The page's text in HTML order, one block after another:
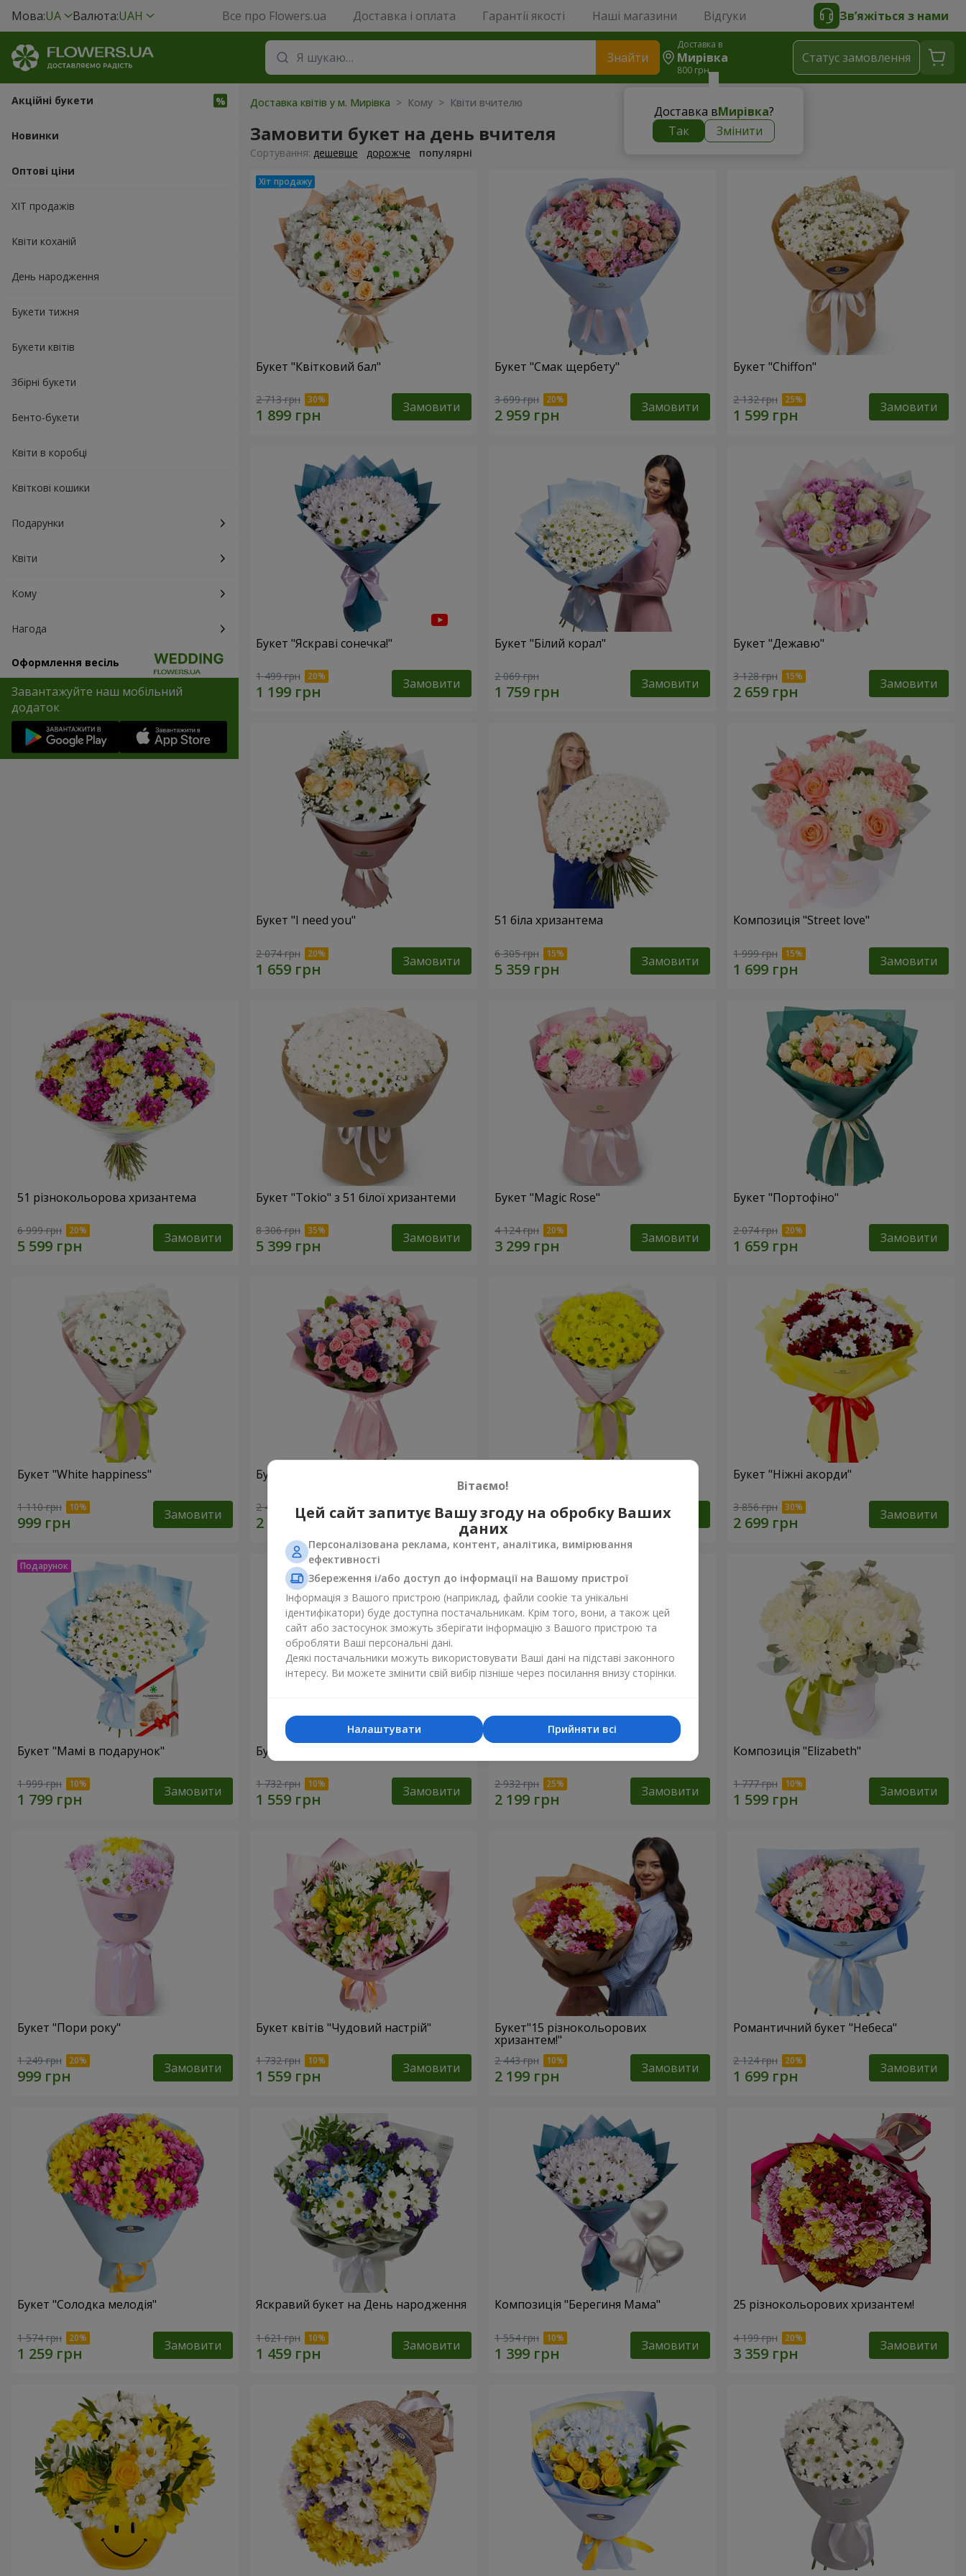
Мова:UA Валюта:UAH Все про Flowers.ua Доставка і оплата Гарантії якості Наші магазини Відгуки Зв’яжіться з нами
Знайти
Доставка в
Мирівка
800 грн
Доставка вМирівка?
Так
Змінити
Статус замовлення
Акційні букети
Новинки
Оптові ціни
ХІТ продажів
Квіти коханій
День народження
Букети тижня
Букети квітів
Збірні букети
Бенто-букети
Квіти в коробці
Квіткові кошики
Подарунки
Квіти
Кому
Нагода
Оформлення весіль
Завантажуйте наш мобільний
додаток
Доставка квітів у м. Мирівка > Кому > Квіти вчителю
Замовити букет на день вчителя
Сортування: дешевше дорожче популярні
Букет "Квітковий бал"
2 713 грн Замовити
Букет "Смак щербету"
3 699 грн Замовити
Букет "Chiffon"
2 132 грн Замовити
Букет "Яскраві сонечка!"
1 499 грн Замовити
Букет "Білий корал"
2 069 грн Замовити
Букет "Дежавю"
3 128 грн Замовити
Букет "I need you"
2 074 грн Замовити
51 біла хризантема
6 305 грн Замовити
Композиція "Street love"
1 999 грн Замовити
51 різнокольорова хризантема
6 999 грн Замовити
Букет "Tokio" з 51 білої хризантеми
8 306 грн Замовити
Букет "Magic Rose"
4 124 грн Замовити
Букет "Портофіно"
2 074 грн Замовити
Букет "White happiness"
1 110 грн Замовити
Букет "Ти прекрасна!"
2 443 грн Замовити 1 175 грн Замовити
Букет "Ніжні акорди"
3 856 грн Замовити
Букет "Мамі в подарунок"
1 999 грн Замовити
Букет "Сонечко моє"
1 732 грн Замовити 2 932 грн Замовити
Композиція "Elizabeth"
1 777 грн Замовити
Букет "Пори року"
1 249 грн Замовити
Букет квітів "Чудовий настрій"
1 732 грн Замовити
Букет"15 різнокольорових
хризантем!"
2 443 грн Замовити
Романтичний букет "Небеса"
2 124 грн Замовити
Букет "Солодка мелодія"
1 574 грн Замовити
Яскравий букет на День народження
1 621 грн Замовити
Композиція "Берегиня Мама"
1 554 грн Замовити
25 різнокольорових хризантем!
4 199 грн Замовити
Вітаємо!
Цей сайт запитує Вашу згоду на обробку Ваших
даних
Персоналізована реклама, контент, аналітика, вимірювання
ефективності
Збереження і/або доступ до інформації на Вашому пристрої
Інформація з Вашого пристрою (наприклад, файли cookie та унікальні
ідентифікатори) буде доступна постачальникам. Крім того, вони, а також цей
сайт або застосунок зможуть зберігати інформацію з Вашого пристрою та
обробляти Ваші персональні дані.
Деякі постачальники можуть використовувати Ваші дані на підставі законного
інтересу. Ви можете змінити свій вибір пізніше через посилання внизу сторінки.
Прийняти всі
Налаштувати